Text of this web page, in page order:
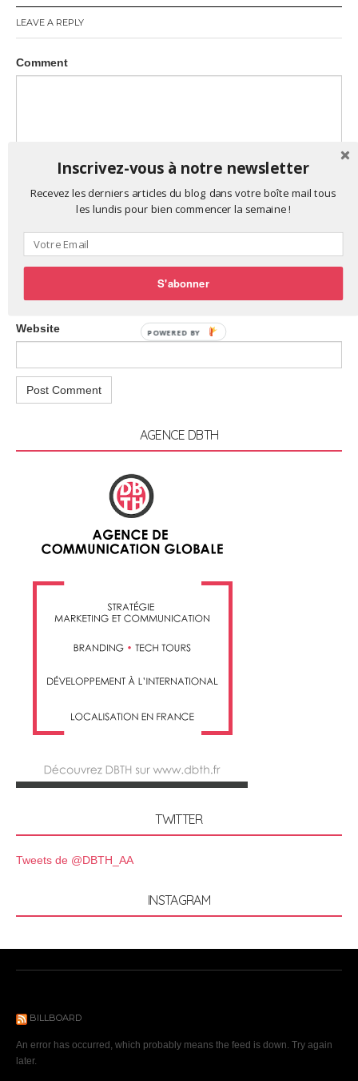
LEAVE A REPLY
Comment
Email
Website
AGENCE DBTH
TWITTER
Tweets de @DBTH_AA
INSTAGRAM
BILLBOARD
An error has occurred, which probably means the feed is down. Try again
later.
Inscrivez-vous à notre newsletter
Recevez les derniers articles du blog dans votre boîte mail tous
les lundis pour bien commencer la semaine !
S'abonner
POWERED BY